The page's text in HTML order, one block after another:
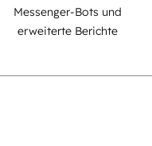
Messenger-Bots und
erweiterte Berichte